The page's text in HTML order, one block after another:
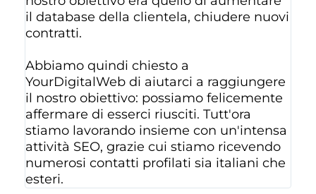
il database della clientela, chiudere nuovi
contratti.
Abbiamo quindi chiesto a
YourDigitalWeb di aiutarci a raggiungere
il nostro obiettivo: possiamo felicemente
affermare di esserci riusciti. Tutt'ora
stiamo lavorando insieme con un'intensa
attività SEO, grazie cui stiamo ricevendo
numerosi contatti profilati sia italiani che
esteri.